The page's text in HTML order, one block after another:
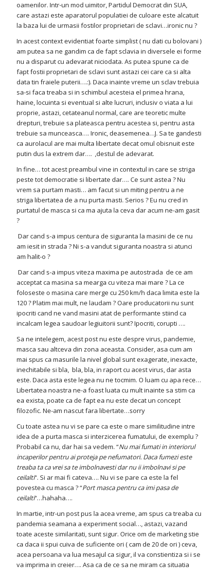
oamenilor. Intr-un mod uimitor, Partidul Democrat din SUA,
care astazi este aparatorul populatiei de culoare este alcatuit
la baza lui de urmasii fostilor proprietari de sclavi…ironic nu ?
In acest context evidentiat foarte simplist ( nu dati cu bolovani )
am putea sa ne gandim ca de fapt sclavia in diversele ei forme
nu a disparut cu adevarat niciodata. As putea spune ca de
fapt fostii proprietari de sclavi sunt astazi cei care ca si alta
data tin fraiele puterii….:). Daca inainte vreme un sclav trebuia
sa-si faca treaba si in schimbul acesteia el primea hrana,
haine, locuinta si eventual si alte lucruri, inclusiv o viata a lui
proprie, astazi, cetateanul normal, care are teoretic multe
drepturi, trebuie sa plateasca pentru acestea si, pentru asta
trebuie sa munceasca…. Ironic, deasemenea…J. Sa te gandesti
ca aurolacul are mai multa libertate decat omul obisnuit este
putin dus la extrem dar…. ,destul de adevarat.
In fine… tot acest preambul vine in contextul in care se striga
peste tot democratie si libertate dar…. Ce sunt astea ? Nu
vrem sa purtam masti… am facut si un miting pentru a ne
striga libertatea de a nu purta masti. Serios ? Eu nu cred in
purtatul de masca si ca ma ajuta la ceva dar acum ne-am gasit
?
Dar cand s-a impus centura de siguranta la masini de ce nu
am iesit in strada ? Ni s-a vandut siguranta noastra si atunci
am halit-o ?
Dar cand s-a impus viteza maxima pe autostrada de ce am
acceptat ca masina sa mearga cu viteza mai mare ? La ce
foloseste o masina care merge cu 250 km/h daca limita este la
120 ? Platim mai mult, ne laudam ? Oare producatorii nu sunt
ipocriti cand ne vand masini atat de performante stiind ca
incalcam legea saudoar legiuitorii sunt? Ipocriti, corupti ….
Sa ne intelegem, acest post nu este despre virus, pandemie,
masca sau altceva din zona aceasta. Consider, asa cum am
mai spus ca masurile la nivel global sunt exagerate, inexacte,
inechitabile si bla, bla, bla, in raport cu acest virus, dar asta
este. Daca asta este legea nu ne tocmim. O luam cu apa rece…
Libertatea noastra ne-a foast luata cu mult inainte sa stim ca
ea exista, poate ca de fapt ea nu este decat un concept
filozofic. Ne-am nascut fara libertate…sorry
Cu toate astea nu vi se pare ca este o mare similitudine intre
idea de a purta masca si interzicerea fumatului, de exemplu ?
Probabil ca nu, dar hai sa vedem. “Nu mai fumati in interiorul
incaperilor pentru ai proteja pe nefumatori. Daca fumezi este
treaba ta ca vrei sa te imbolnavesti dar nu ii imbolnavi si pe
ceilalti“. Si ar mai fi cateva…. Nu vi se pare ca este la fel
povestea cu masca ? “Port masca pentru ca imi pasa de
ceilalti“…hahaha….
In martie, intr-un post pus la acea vreme, am spus ca treaba cu
pandemia seamana a experiment social…, astazi, vazand
toate aceste similaritati, sunt sigur. Orice om de marketing stie
ca daca ii spui cuiva de suficiente ori ( cam de 20 de ori ) ceva,
acea persoana va lua mesajul ca sigur, il va constientiza si i se
va imprima in creier…. Asa ca de ce sa ne miram ca situatia